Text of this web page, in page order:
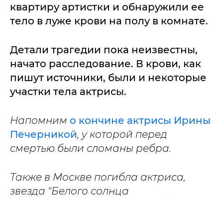
квартиру артистки и обнаружили ее
тело в луже крови на полу в комнате.
Детали трагедии пока неизвестны,
начато расследование. В крови, как
пишут источники, были и некоторые
участки тела актрисы.
Напомним о кончине актрисы Ирины
Печерникой, у которой перед
смертью были сломаны ребра.
Также в Москве погибла актриса,
звезда "Белого солнца